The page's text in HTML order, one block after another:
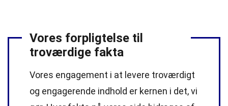
Vores forpligtelse til
troværdige fakta
Vores engagement i at levere troværdigt
og engagerende indhold er kernen i det, vi